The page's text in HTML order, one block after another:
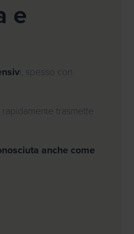
e
i, spesso con
trasmette
anche come